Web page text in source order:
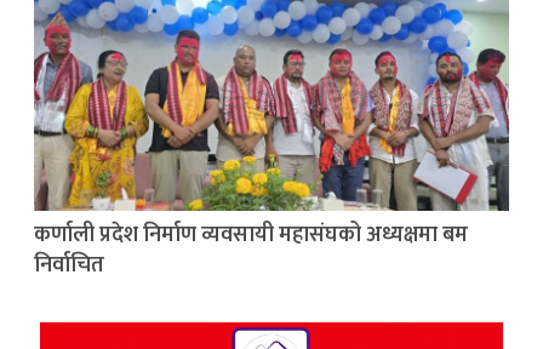
कर्णाली प्रदेश निर्माण व्यवसायी महासंघको अध्यक्षमा बम
निर्वाचित